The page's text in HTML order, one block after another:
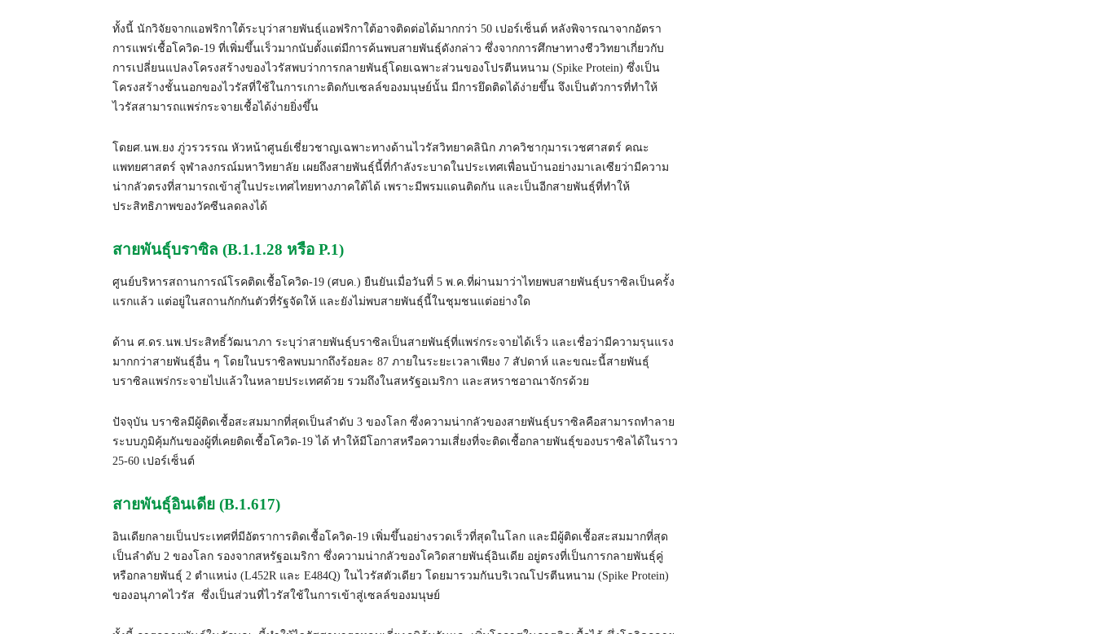
ทั้งนี้ นักวิจัยจากแอฟริกาใต้ระบุว่าสายพันธุ์แอฟริกาใต้อาจติดต่อได้มากกว่า 50 เปอร์เซ็นต์ หลังพิจารณาจากอัตรา
การแพร่เชื้อโควิด-19 ที่เพิ่มขึ้นเร็วมากนับตั้งแต่มีการค้นพบสายพันธุ์ดังกล่าว ซึ่งจากการศึกษาทางชีววิทยาเกี่ยวกับ
การเปลี่ยนแปลงโครงสร้างของไวรัสพบว่าการกลายพันธุ์โดยเฉพาะส่วนของโปรตีนหนาม (Spike Protein) ซึ่งเป็น
โครงสร้างชั้นนอกของไวรัสที่ใช้ในการเกาะติดกับเซลล์ของมนุษย์นั้น มีการยึดติดได้ง่ายขึ้น จึงเป็นตัวการที่ทำให้
ไวรัสสามารถแพร่กระจายเชื้อได้ง่ายยิ่งขึ้น
โดยศ.นพ.ยง ภู่วรวรรณ หัวหน้าศูนย์เชี่ยวชาญเฉพาะทางด้านไวรัสวิทยาคลินิก ภาควิชากุมารเวชศาสตร์ คณะ
แพทยศาสตร์ จุฬาลงกรณ์มหาวิทยาลัย เผยถึงสายพันธุ์นี้ที่กำลังระบาดในประเทศเพื่อนบ้านอย่างมาเลเซียว่ามีความ
น่ากลัวตรงที่สามารถเข้าสู่ในประเทศไทยทางภาคใต้ได้ เพราะมีพรมแดนติดกัน และเป็นอีกสายพันธุ์ที่ทำให้
ประสิทธิภาพของวัคซีนลดลงได้
สายพันธุ์บราซิล (B.1.1.28 หรือ P.1)
ศูนย์บริหารสถานการณ์โรคติดเชื้อโควิด-19 (ศบค.) ยืนยันเมื่อวันที่ 5 พ.ค.ที่ผ่านมาว่าไทยพบสายพันธ์ุบราซิลเป็นครั้ง
แรกแล้ว แต่อยู่ในสถานกักกันตัวที่รัฐจัดให้ และยังไม่พบสายพันธุ์นี้ในชุมชนแต่อย่างใด
ด้าน ศ.ดร.นพ.ประสิทธิ์วัฒนาภา ระบุว่าสายพันธุ์บราซิลเป็นสายพันธุ์ที่แพร่กระจายได้เร็ว และเชื่อว่ามีความรุนแรง
มากกว่าสายพันธุ์อื่น ๆ โดยในบราซิลพบมากถึงร้อยละ 87 ภายในระยะเวลาเพียง 7 สัปดาห์ และขณะนี้สายพันธุ์
บราซิลแพร่กระจายไปแล้วในหลายประเทศด้วย รวมถึงในสหรัฐอเมริกา และสหราชอาณาจักรด้วย
ปัจจุบัน บราซิลมีผู้ติดเชื้อสะสมมากที่สุดเป็นลำดับ 3 ของโลก ซึ่งความน่ากลัวของสายพันธุ์บราซิลคือสามารถทำลาย
ระบบภูมิคุ้มกันของผู้ที่เคยติดเชื้อโควิด-19 ได้ ทำให้มีโอกาสหรือความเสี่ยงที่จะติดเชื้อกลายพันธุ์ของบราซิลได้ในราว
25-60 เปอร์เซ็นต์
สายพันธุ์อินเดีย (B.1.617)
อินเดียกลายเป็นประเทศที่มีอัตราการติดเชื้อโควิด-19 เพิ่มขึ้นอย่างรวดเร็วที่สุดในโลก และมีผู้ติดเชื้อสะสมมากที่สุด
เป็นลำดับ 2 ของโลก รองจากสหรัฐอเมริกา ซึ่งความน่ากลัวของโควิดสายพันธุ์อินเดีย อยู่ตรงที่เป็นการกลายพันธุ์คู่
หรือกลายพันธุ์ 2 ตำแหน่ง (L452R และ E484Q) ในไวรัสตัวเดียว โดยมารวมกันบริเวณโปรตีนหนาม (Spike Protein)
ของอนุภาคไวรัส ซึ่งเป็นส่วนที่ไวรัสใช้ในการเข้าสู่เซลล์ของมนุษย์